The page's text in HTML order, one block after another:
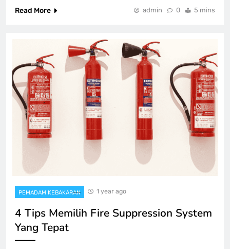
Read More
admin 0 5 mins
PEMADAM KEBAKARAN 1 year ago
4 Tips Memilih Fire Suppression System
Yang Tepat